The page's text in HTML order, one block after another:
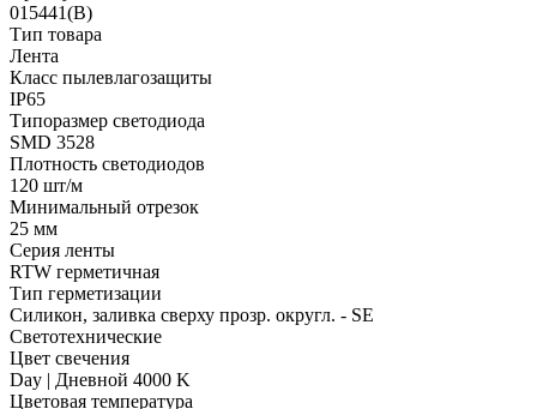
015441(B)
Тип товара
Лента
Класс пылевлагозащиты
IP65
Типоразмер светодиода
SMD 3528
Плотность светодиодов
120 шт/м
Минимальный отрезок
25 мм
Серия ленты
RTW герметичная
Тип герметизации
Силикон, заливка сверху прозр. округл. - SE
Светотехнические
Цвет свечения
Day | Дневной 4000 K
Цветовая температура